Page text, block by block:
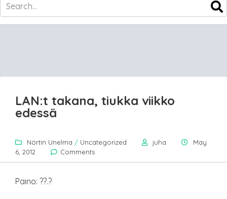
SKIP
CONTENT
LAN:t takana, tiukka viikko
edessä
Nörtin Unelma / Uncategorized juha
May
6, 2012
Comments
Paino: ??.?